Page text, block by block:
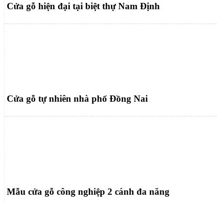
Cửa gỗ hiện đại tại biệt thự Nam Định
Cửa gỗ tự nhiên nhà phố Đồng Nai
Mẫu cửa gỗ công nghiệp 2 cánh đa năng